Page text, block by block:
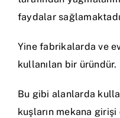
faydalar
Yine fabrikalarda ve
kullanılan bir üründür.
Bu gibi alanlarda
kuşların mekana girişi